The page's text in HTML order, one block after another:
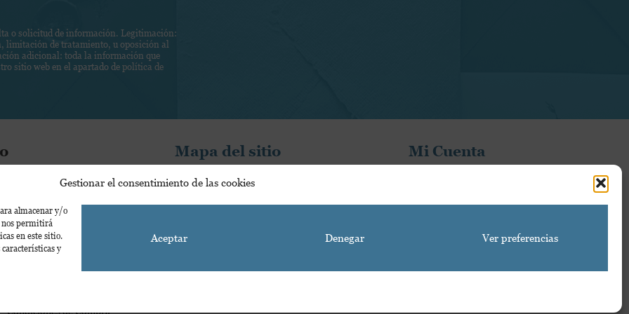
Gestionar el consentimiento de las cookies
almacenar y/o
nos permitirá
en este sitio.
y
Aceptar Denegar Ver preferencias
o solicitud de información. Legitimación:
limitación de tratamiento, u oposición al
adicional: toda la información que
sitio web en el apartado de política de
Mapa del sitio
Catálogo
Mi Cuenta
Condiciones de Compra